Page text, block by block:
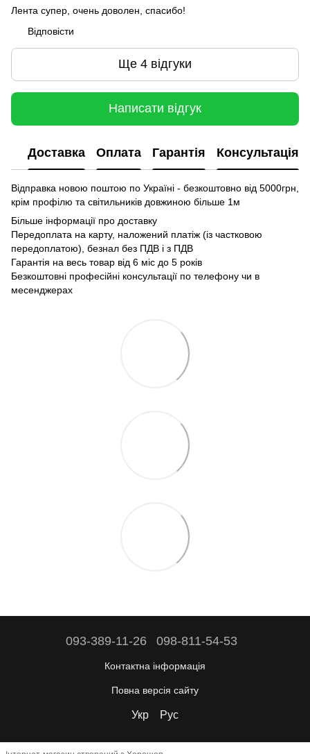
Лента супер, очень доволен, спасибо!
Відповісти
Ще 4 відгуки
Написати відгук
Доставка Оплата Гарантія Консультація
Відправка новою поштою по Україні - безкоштовно від 5000грн,
крім профілю та світильників довжиною більше 1м
Більше інформації про доставку
Передоплата на карту, наложений платіж (із частковою
передоплатою), безнал без ПДВ і з ПДВ
Гарантія на весь товар від 6 міс до 5 років
Безкоштовні професійні консультації по телефону чи в
месенджерах
093-389-11-26 098-811-54-53
Контактна інформація
Повна версія сайту
Укр Рус